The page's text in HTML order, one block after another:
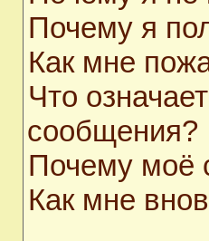
Почему я
Как мне
Что
сообщения?
Почему моё
Как мне